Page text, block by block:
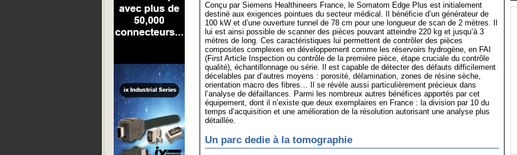
Conçu par Siemens Healthineers France, le Somatom Edge Plus est initialement
destiné aux exigences pointues du secteur médical. Il bénéficie d’un générateur de
100 kW et d’une ouverture tunnel de 78 cm pour une longueur de scan de 2 mètres. Il
lui est ainsi possible de scanner des pièces pouvant atteindre 220 kg et jusqu’à 3
mètres de long. Ces caractéristiques lui permettent de contrôler des pièces
composites complexes en développement comme les réservoirs hydrogène, en FAI
(First Article Inspection ou contrôle de la première pièce, étape cruciale du contrôle
qualité), échantillonnage ou série. Il est capable de détecter des défauts difficilement
décelables par d’autres moyens : porosité, délamination, zones de résine sèche,
orientation macro des fibres… Il se révèle aussi particulièrement précieux dans
l’analyse de défaillances. Parmi les nombreux autres bénéfices apportés par cet
équipement, dont il n’existe que deux exemplaires en France : la division par 10 du
temps d’acquisition et une amélioration de la résolution autorisant une analyse plus
détaillée.
Un parc dedie à la tomographie